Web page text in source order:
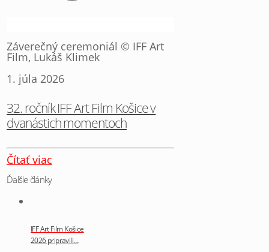
Záverečný ceremoniál © IFF Art
Film, Lukáš Klimek
1. júla 2026
32. ročník IFF Art Film Košice v
dvanástich momentoch
Čítať viac
Ďalšie články
IFF Art Film Košice
2026 pripravili…